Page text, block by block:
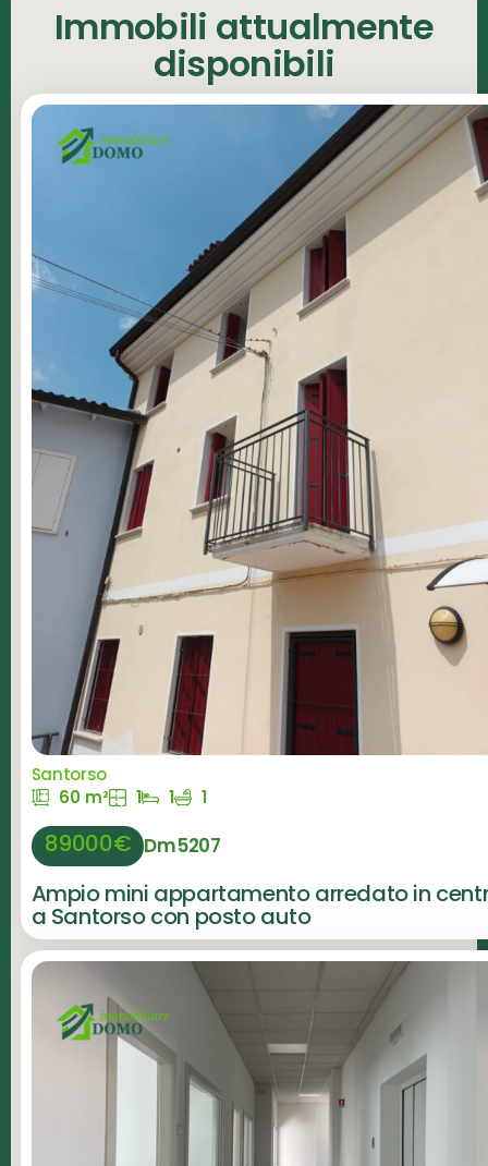
Immobili attualmente
disponibili
Santorso
60 m²
1 1 1
89000€ Dm5207
Ampio mini appartamento arredato in
a Santorso con posto auto